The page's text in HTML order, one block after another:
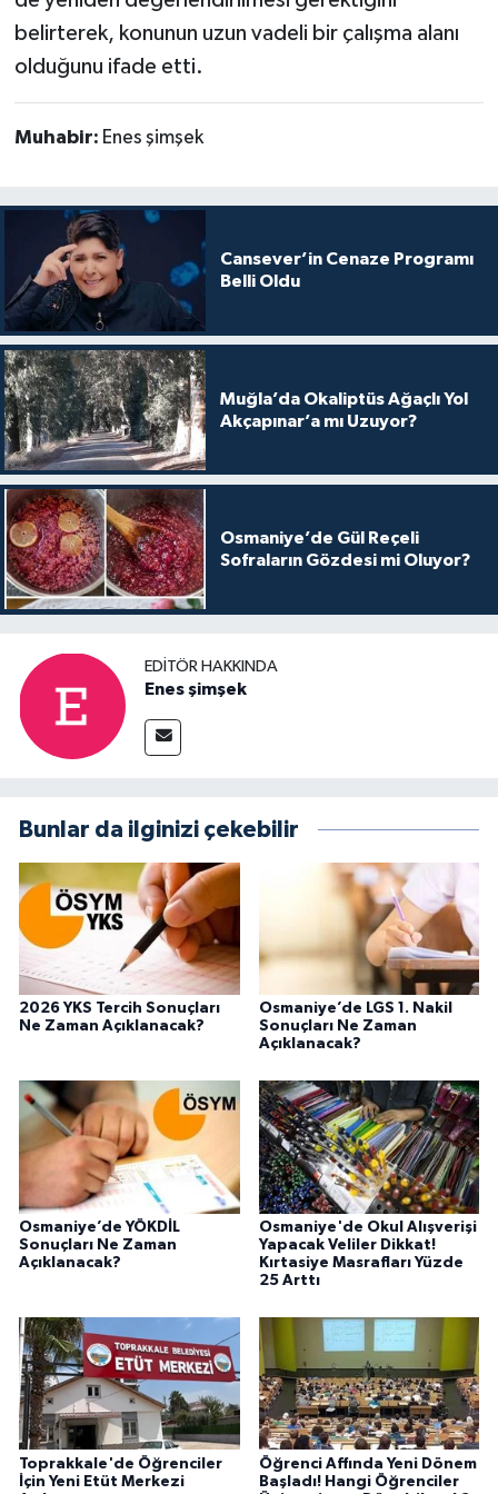
belirterek, konunun uzun vadeli bir çalışma alanı
olduğunu ifade etti.
Muhabir: Enes şimşek
Cansever’in Cenaze Programı
Belli Oldu
Muğla’da Okaliptüs Ağaçlı Yol
Akçapınar’a mı Uzuyor?
Osmaniye’de Gül Reçeli
Sofraların Gözdesi mi Oluyor?
EDITÖR HAKKINDA
Enes şimşek
Bunlar da ilginizi çekebilir
2026 YKS Tercih Sonuçları
Ne Zaman Açıklanacak?
Osmaniye’de LGS 1. Nakil
Sonuçları Ne Zaman
Açıklanacak?
Osmaniye’de YÖKDİL
Sonuçları Ne Zaman
Açıklanacak?
Osmaniye'de Okul Alışverişi
Yapacak Veliler Dikkat!
Kırtasiye Masrafları Yüzde
25 Arttı
Toprakkale'de Öğrenciler
İçin Yeni Etüt Merkezi
Öğrenci Affında Yeni Dönem
Başladı! Hangi Öğrenciler